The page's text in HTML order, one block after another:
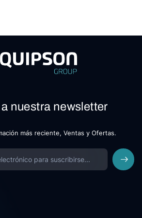
nuestra newsletter
más reciente, Ventas y Ofertas.